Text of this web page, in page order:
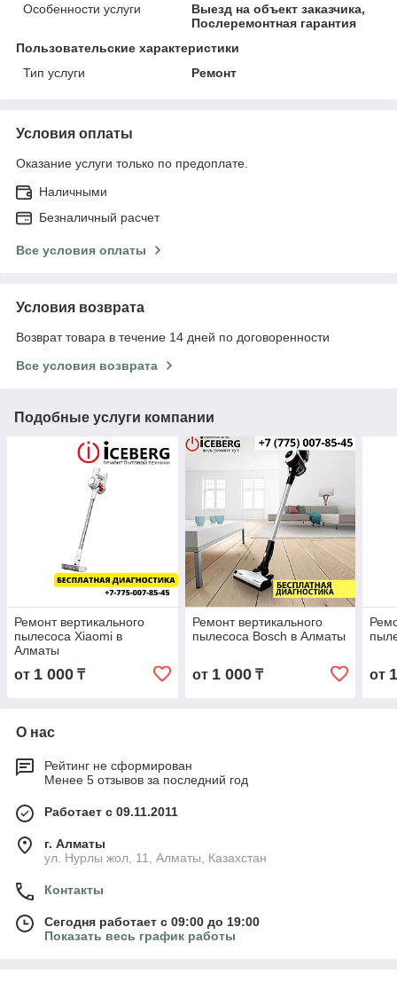
Особенности услуги
Выезд на объект заказчика,
Послеремонтная гарантия
Пользовательские характеристики
Тип услуги
Ремонт
Условия оплаты
Оказание услуги только по предоплате.
Наличными
Безналичный расчет
Все условия оплаты
Условия возврата
Возврат товара в течение 14 дней по договоренности
Все условия возврата
Подобные услуги компании
Ремонт вертикального
пылесоса Xiaomi в
Алматы
от 1 000 ₸
Ремонт вертикального
пылесоса Bosch в Алматы
от 1 000₸ от
О нас
Рейтинг не сформирован
Менее 5 отзывов за последний год
Работает с 09.11.2011
г. Алматы
ул. Нурлы жол, 11, Алматы, Казахстан
Контакты
Сегодня работает с 09:00 до 19:00
Показать весь график работы